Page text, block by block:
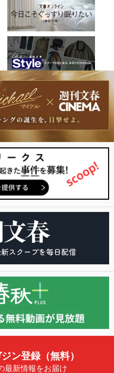
ン登録（無料）
最新情報をお届け